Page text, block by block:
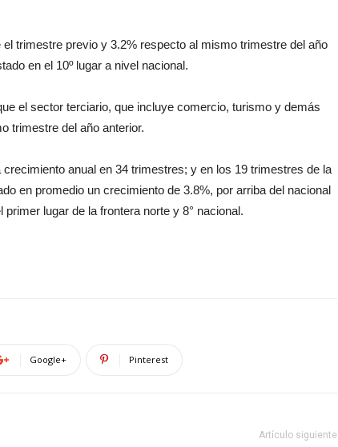
trimestre previo y 3.2% respecto al mismo trimestre del año
en el 10º lugar a nivel nacional.
el sector terciario, que incluye comercio, turismo y demás
trimestre del año anterior.
anual en 34 trimestres; y en los 19 trimestres de la
en promedio un crecimiento de 3.8%, por arriba del nacional
lugar de la frontera norte y 8° nacional.
Google+ Pinterest
Artículo siguiente